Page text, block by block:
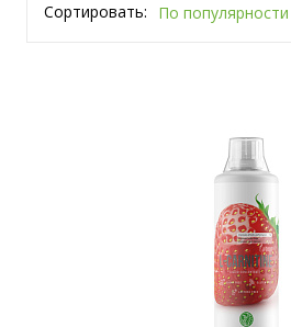
Сортировать: По популярности